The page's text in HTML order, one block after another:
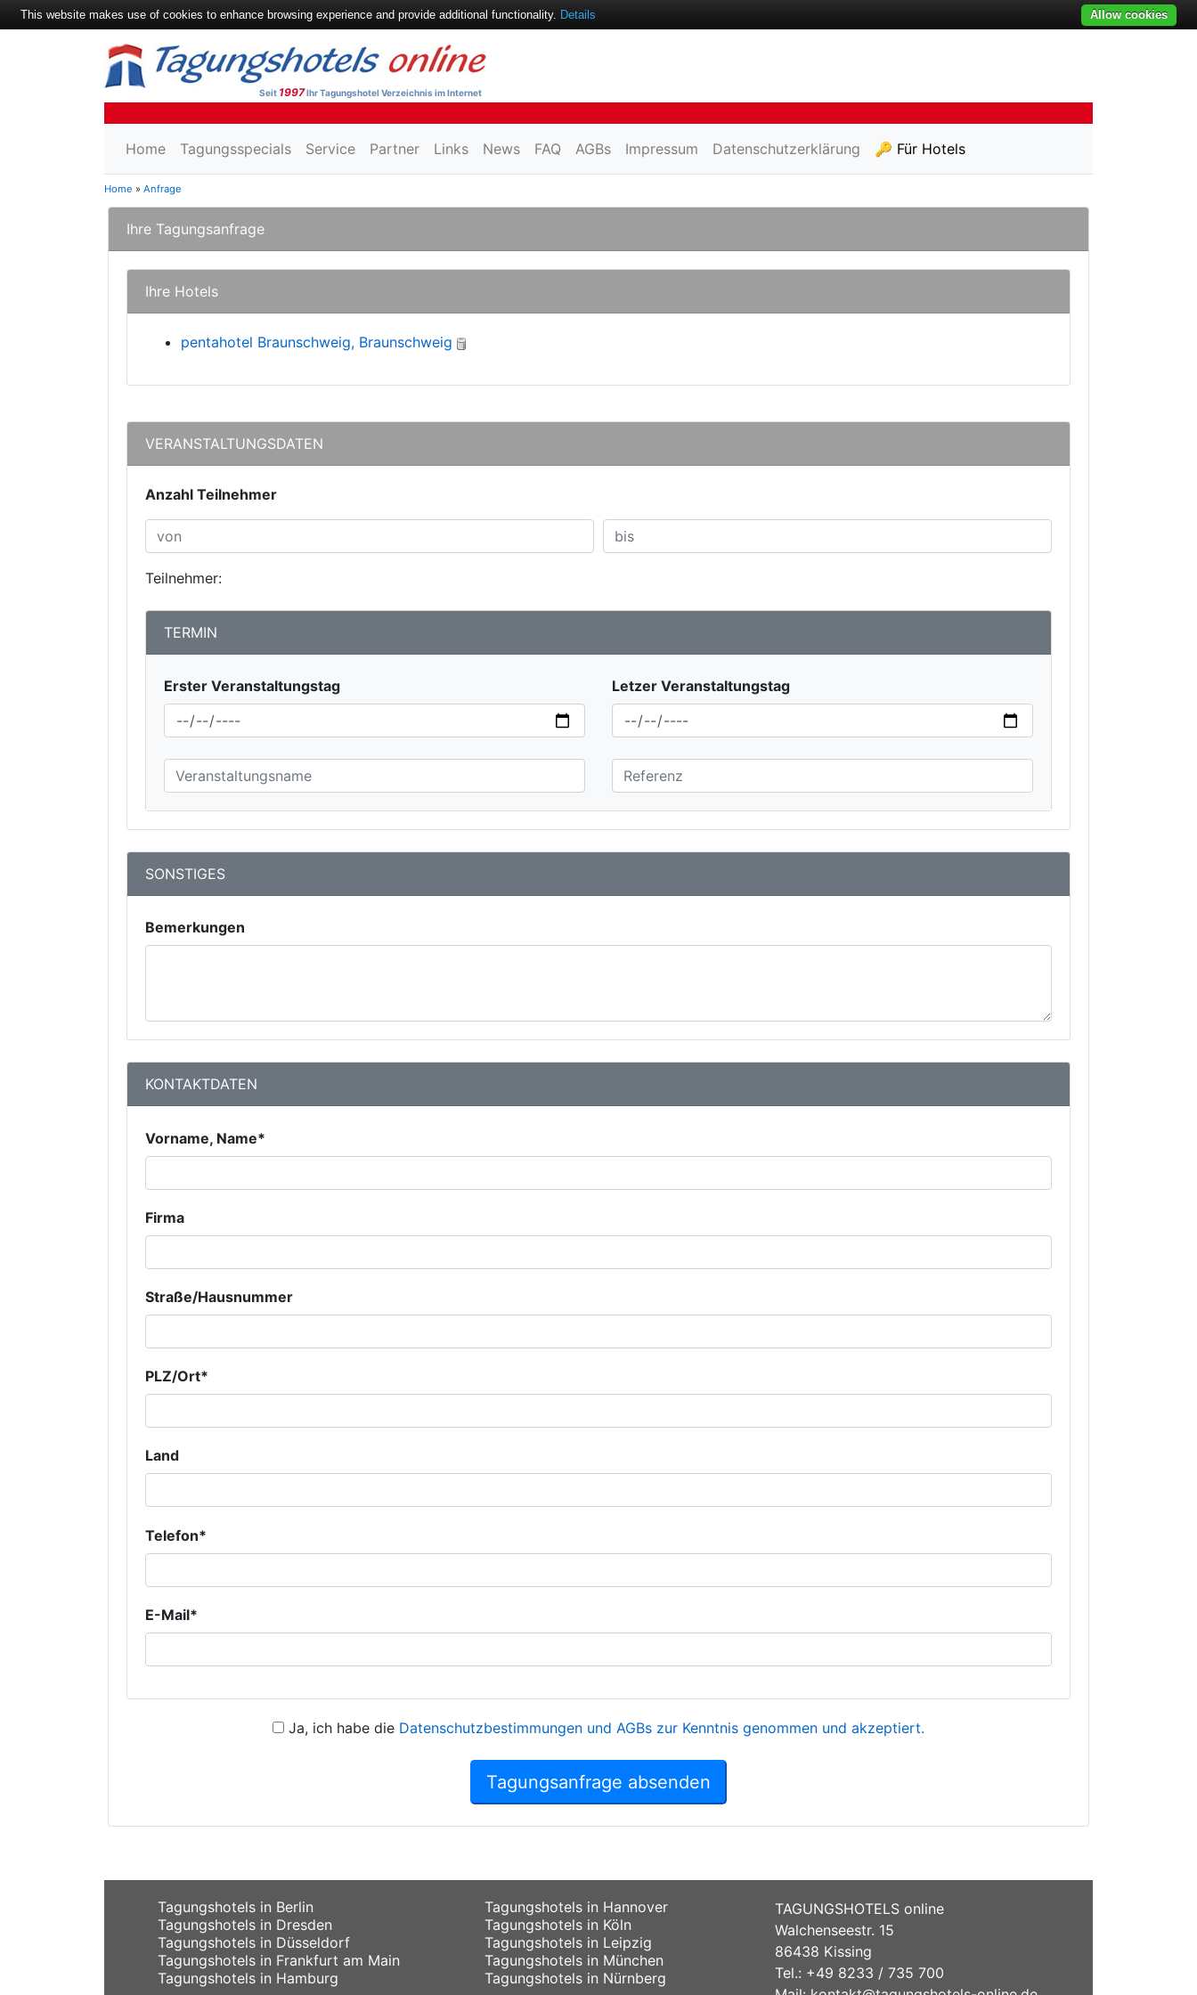
Seit 1997Ihr Tagungshotel Verzeichnis im Internet
Home Tagungsspecials Service Partner Links News FAQ AGBs Impressum Datenschutzerklärung 🔑 Für Hotels
Home » Anfrage
Ihre Tagungsanfrage
Ihre Hotels
pentahotel Braunschweig, Braunschweig
VERANSTALTUNGSDATEN
Anzahl Teilnehmer
Teilnehmer:
TERMIN
Erster Veranstaltungstag Letzer Veranstaltungstag
SONSTIGES
Bemerkungen
KONTAKTDATEN
Vorname, Name*
Firma
Straße/Hausnummer
PLZ/Ort*
Land
Telefon*
E-Mail*
Ja, ich habe die Datenschutzbestimmungen und AGBs zur Kenntnis genommen und akzeptiert.
Tagungsanfrage absenden
Tagungshotels in Berlin
Tagungshotels in Dresden
Tagungshotels in Düsseldorf
Tagungshotels in Frankfurt am Main
Tagungshotels in Hamburg
Tagungshotels in Hannover
Tagungshotels in Köln
Tagungshotels in Leipzig
Tagungshotels in München
Tagungshotels in Nürnberg
TAGUNGSHOTELS online
Walchenseestr. 15
86438 Kissing
Tel.: +49 8233 / 735 700
This website makes use of cookies to enhance browsing experience and provide additional functionality. Details Allow cookies